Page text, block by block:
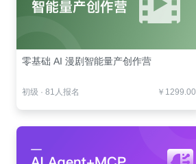
零基础 AI 漫剧智能量产创作营
初级 · 81人报名 ￥1299.00